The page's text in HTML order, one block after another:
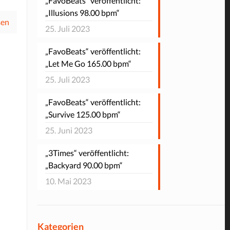
„Illusions 98.00 bpm“
25. Juli 2023
„FavoBeats“ veröffentlicht:
„Let Me Go 165.00 bpm“
25. Juli 2023
„FavoBeats“ veröffentlicht:
„Survive 125.00 bpm“
25. Juni 2023
„3Times“ veröffentlicht:
„Backyard 90.00 bpm“
10. Mai 2023
Kategorien